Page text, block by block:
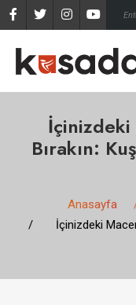
İçinizdeki
Bırakın:
Anasayfa
İçinizdeki